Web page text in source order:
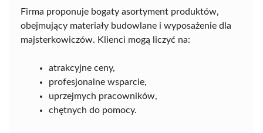
Firma proponuje bogaty asortyment produktów,
obejmujący materiały budowlane i wyposażenie dla
majsterkowiczów. Klienci mogą liczyć na:
atrakcyjne ceny,
profesjonalne wsparcie,
uprzejmych pracowników,
chętnych do pomocy.